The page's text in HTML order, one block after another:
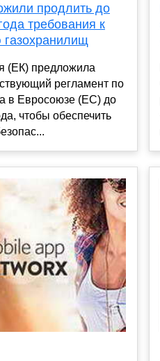
продлить до
требования к
(ЕК) предложила
регламент по
в Евросоюзе (ЕС) до
чтобы обеспечить